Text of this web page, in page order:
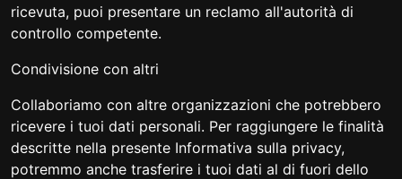
ricevuta, puoi presentare un reclamo all'autorità di
controllo competente.
Condivisione con altri
Collaboriamo con altre organizzazioni che potrebbero
ricevere i tuoi dati personali. Per raggiungere le finalità
descritte nella presente Informativa sulla privacy,
potremmo anche trasferire i tuoi dati al di fuori dello